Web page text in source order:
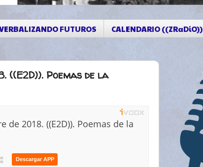
FUTUROS CALENDARIO ((ZRaDiO))
((E2D)). Poemas de la